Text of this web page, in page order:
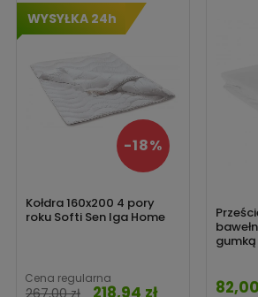
WYSYŁKA 24h
Kołdra 160x200 4 pory
roku Softi Sen Iga Home
Cena regularna
-18%
Cena
gumką
Cena